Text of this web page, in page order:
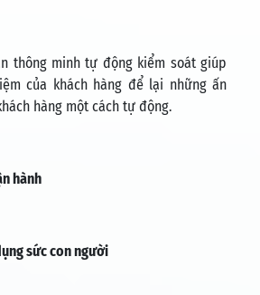
thông minh tự động kiểm soát giúp
của khách hàng để lại những ấn
hàng một cách tự động.
hành
sức con người